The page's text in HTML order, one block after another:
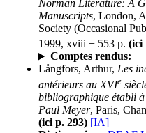
Norman Literature: A
Manuscripts, London,
Society (Occasional
1999, xviii + 553 p. (ici
Comptes rendus:
Långfors, Arthur, Les
antérieurs au XVIe
bibliographique établi
Paul Meyer, Paris,
(ici p. 293) [IA]